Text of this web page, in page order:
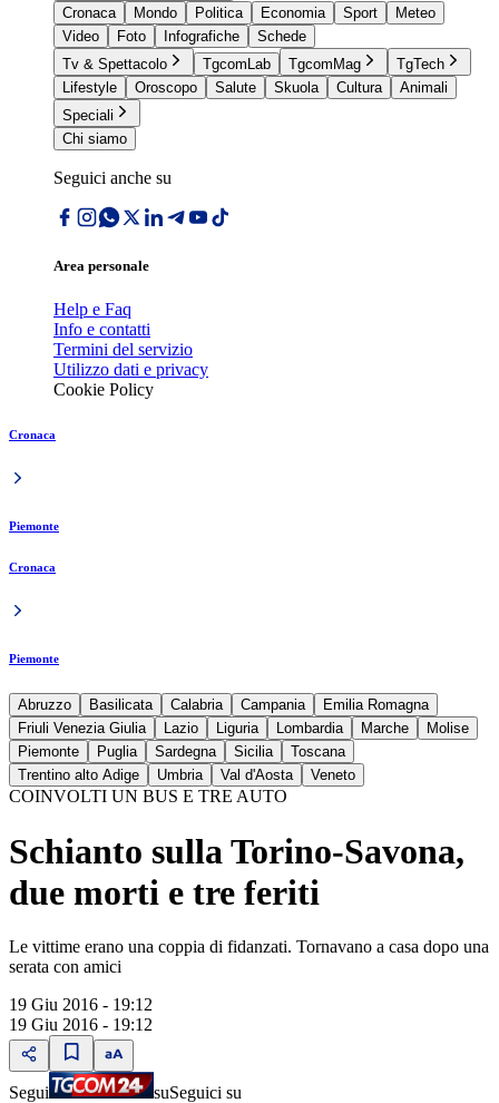
Cronaca
Mondo Politica Economia Sport
Meteo
Video
Foto Infografiche
Schede
Tv & Spettacolo
TgcomLab TgcomMag
TgTech
Lifestyle
Oroscopo Salute Skuola Cultura
Animali
Speciali
Chi siamo
Seguici anche su
Area personale
Help e Faq
Info e contatti
Termini del servizio
Utilizzo dati e privacy
Cookie Policy
Cronaca
Piemonte
Cronaca
Piemonte
Abruzzo Basilicata Calabria Campania
Emilia Romagna
Friuli Venezia Giulia
Lazio Liguria Lombardia Marche
Molise
Piemonte
Puglia Sardegna Sicilia
Toscana
Trentino alto Adige
Umbria Val d'Aosta Veneto
COINVOLTI UN BUS E TRE AUTO
Schianto sulla Torino-Savona,
due morti e tre feriti
Le vittime erano una coppia di fidanzati. Tornavano a casa dopo una
serata con amici
19 Giu 2016 - 19:12
19 Giu 2016 - 19:12
Segui suSeguici su